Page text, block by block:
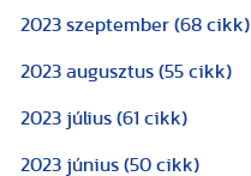
2023 szeptember (68 cikk)
2023 augusztus (55 cikk)
2023 július (61 cikk)
2023 június (50 cikk)